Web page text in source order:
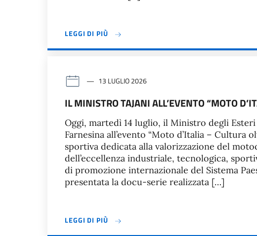
LEGGI DI PIÙ
13 LUGLIO 2026
IL MINISTRO TAJANI ALL’EVENTO “MOTO
Oggi, martedì 14 luglio, il Ministro degli
Farnesina all’evento “Moto d’Italia – Cultura
sportiva dedicata alla valorizzazione del
dell’eccellenza industriale, tecnologica,
di promozione internazionale del Sistema
presentata la docu-serie realizzata […]
LEGGI DI PIÙ